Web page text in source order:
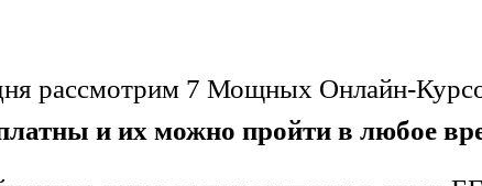
рассмотрим 7 Мощных Онлайн-
и их можно пройти в любое